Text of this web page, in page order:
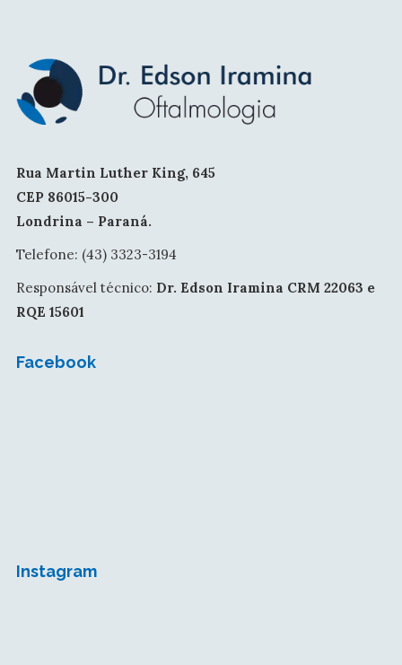
Rua Martin Luther King, 645
CEP 86015-300
Londrina – Paraná.
Telefone: (43) 3323-3194
Responsável técnico: Dr. Edson Iramina CRM 22063 e
RQE 15601
Facebook
Instagram